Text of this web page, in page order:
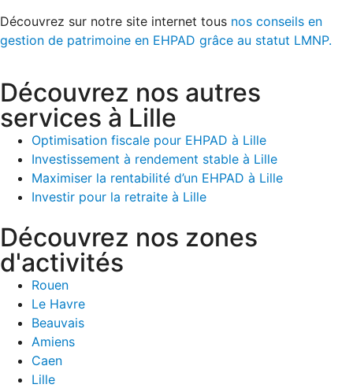
Découvrez sur notre site internet tous nos conseils en
gestion de patrimoine en EHPAD grâce au statut LMNP.
Découvrez nos autres
services à Lille
Optimisation fiscale pour EHPAD à Lille
Investissement à rendement stable à Lille
Maximiser la rentabilité d’un EHPAD à Lille
Investir pour la retraite à Lille
Découvrez nos zones
d'activités
Rouen
Le Havre
Beauvais
Amiens
Caen
Lille